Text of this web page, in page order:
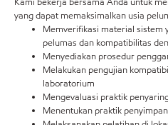
yang dapat memaksimalkan usia
Memverifikasi material sistem
pelumas dan kompatibilitas
Menyediakan prosedur
Melakukan pengujian
laboratorium
Mengevaluasi praktik
Menentukan praktik